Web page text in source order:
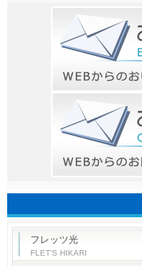
フレッツ光
FLET'S HIKARI